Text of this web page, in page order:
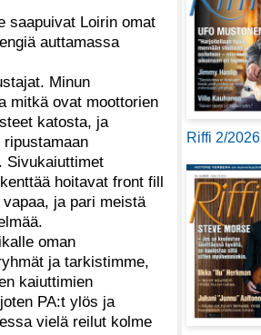
saapuivat Loirin omat
auttamassa
Minun
mitkä ovat moottorien
katosta, ja
Sivukaiuttimet
hoitavat front fill
ja pari meistä
oman
ja tarkistimme,
kaiuttimien
PA:t ylös ja
vielä reilut kolme
Riffi 2/2026